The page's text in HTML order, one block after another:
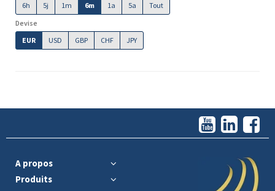
6h
5j 1m 6m 1a 5a
Tout
Devise
EUR
USD GBP CHF JPY
A propos
Produits